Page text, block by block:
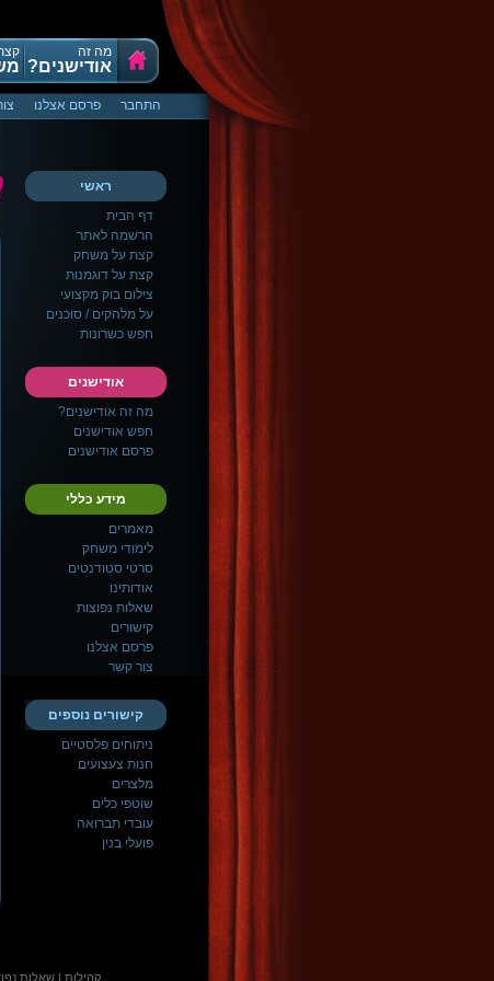
מה זה
אודישנים?
התחבר פרסם אצלנו
ראשי
דף הבית
הרשמה לאתר
קצת על משחק
קצת על דוגמנות
צילום בוק מקצועי
על מלהקים / סוכנים
חפש כשרונות
אודישנים
מה זה אודישנים?
חפש אודישנים
פרסם אודישנים
מידע כללי
מאמרים
לימודי משחק
סרטי סטודנטים
אודותינו
שאלות נפוצות
קישורים
פרסם אצלנו
צור קשר
קישורים נוספים
ניתוחים פלסטיים
חנות צעצועים
מלצרים
שוטפי כלים
עובדי תברואה
פועלי בנין
קהילות |שאלות